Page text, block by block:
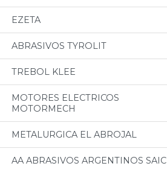
EZETA
ABRASIVOS TYROLIT
TREBOL KLEE
MOTORES ELECTRICOS
MOTORMECH
METALURGICA EL ABROJAL
AA ABRASIVOS ARGENTINOS SAIC